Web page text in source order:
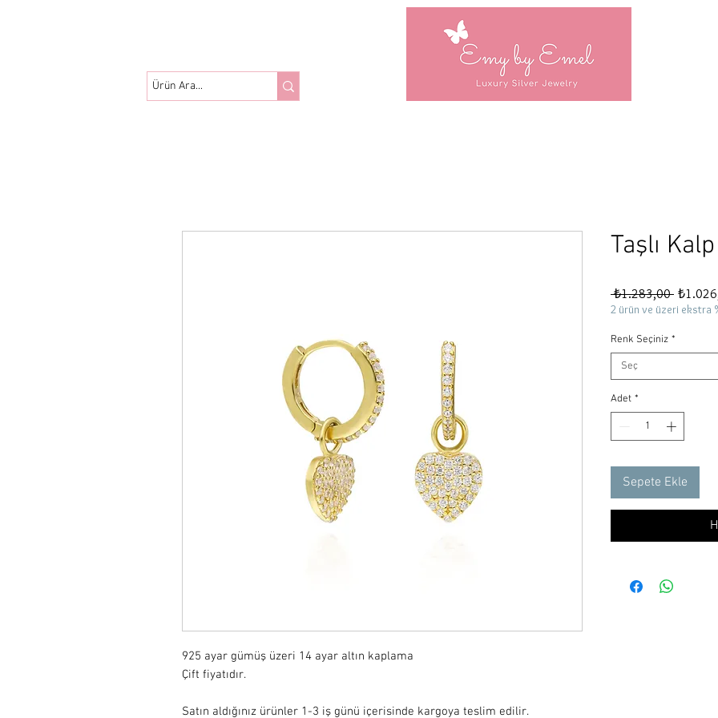
925 ayar gümüş üzeri 14 ayar altın kaplama
Çift fiyatıdır.
Satın aldığınız ürünler 1-3 iş günü içerisinde kargoya teslim edilir.
Taşlı
₺1.283,00 Normal
Fiyat
2 ürün ve üzeri ekstra
Renk Seçiniz *
Seç
Adet *
Sepete Ekle